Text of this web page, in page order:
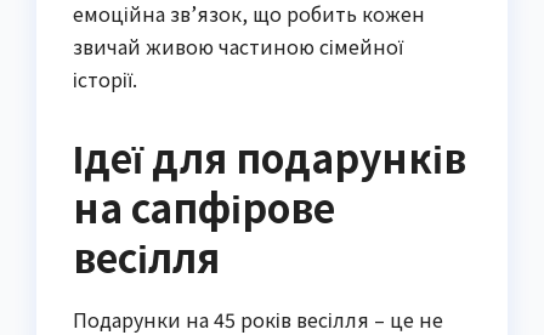
емоційна зв’язок, що робить кожен
звичай живою частиною сімейної
історії.
Ідеї для подарунків
на сапфірове
весілля
Подарунки на 45 років весілля – це не